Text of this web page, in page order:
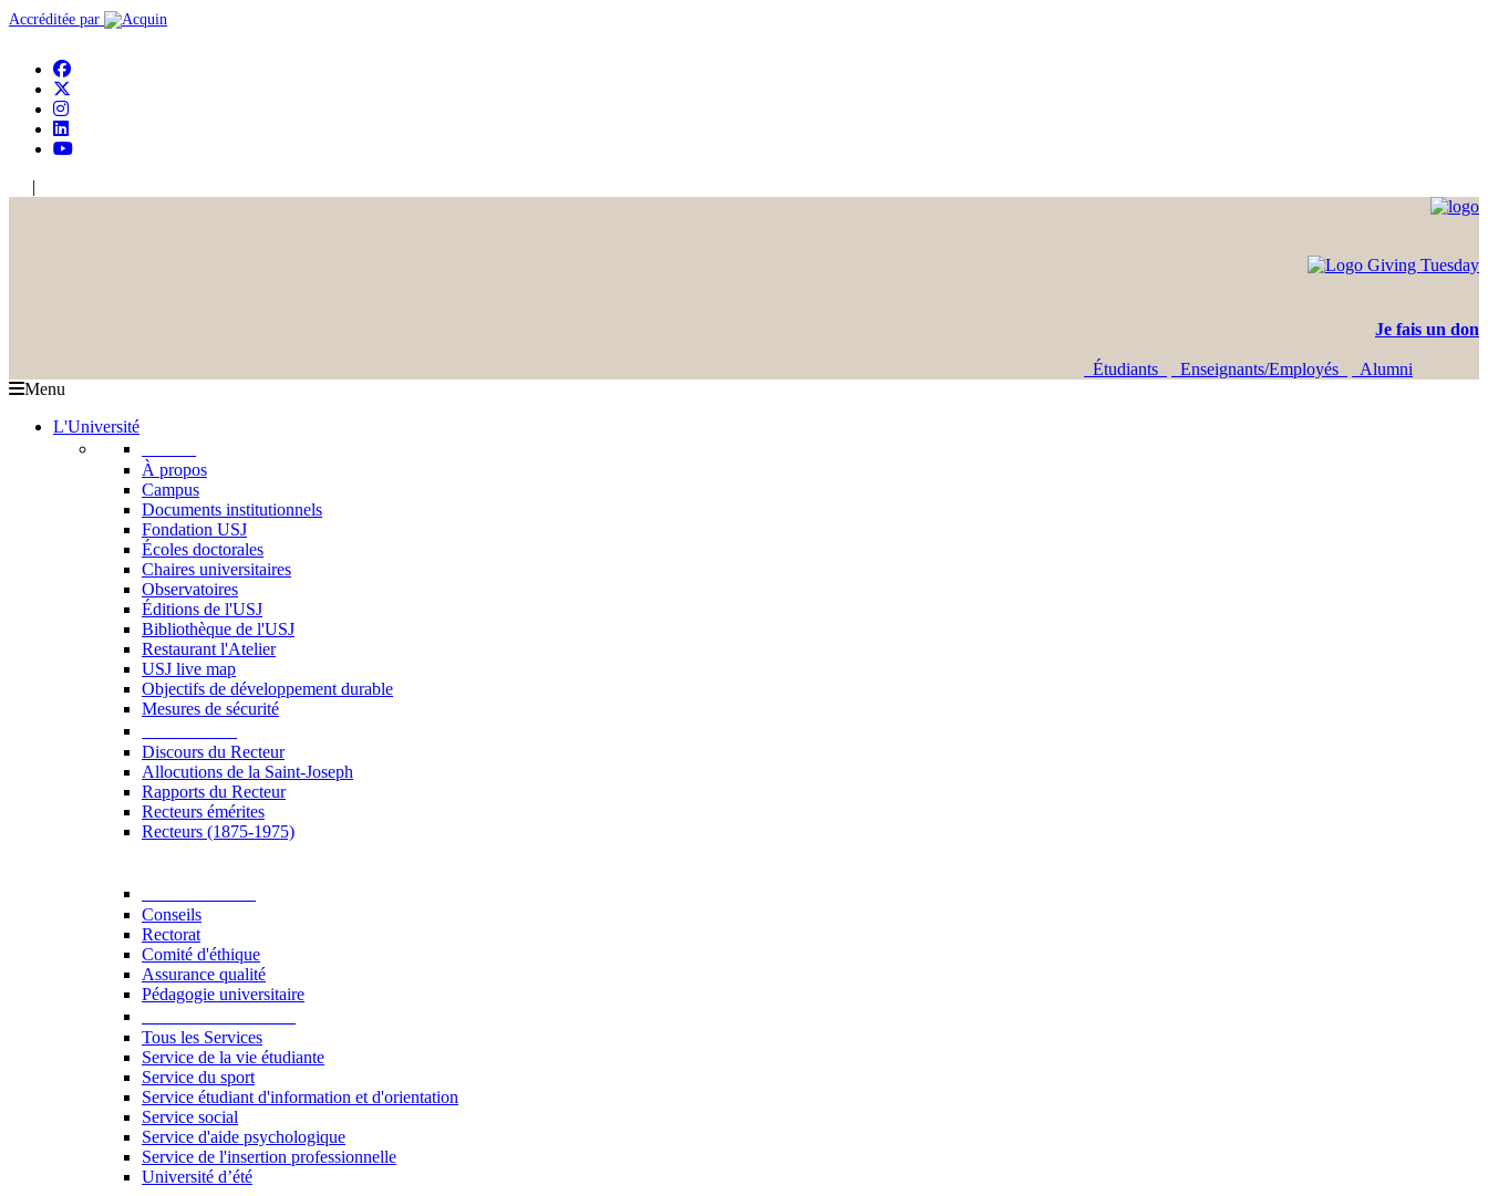
Accréditée par
|
Je fais un don
Étudiants Enseignants/Employés
Alumni
Menu
L'Université
À propos
Campus
Documents institutionnels
Fondation USJ
Écoles doctorales
Chaires universitaires
Observatoires
Éditions de l'USJ
Bibliothèque de l'USJ
Restaurant l'Atelier
USJ live map
Objectifs de développement durable
Mesures de sécurité
Discours du Recteur
Allocutions de la Saint-Joseph
Rapports du Recteur
Recteurs émérites
Recteurs (1875-1975)
Conseils
Rectorat
Comité d'éthique
Assurance qualité
Pédagogie universitaire
Tous les Services
Service de la vie étudiante
Service du sport
Service étudiant d'information et d'orientation
Service social
Service d'aide psychologique
Service de l'insertion professionnelle
Université d’été